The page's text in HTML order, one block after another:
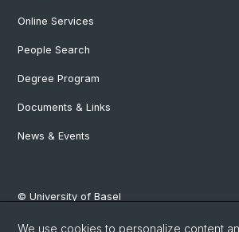
Online Services
People Search
Degree Program
Documents & Links
News & Events
© University of Basel
We use cookies to personalize content